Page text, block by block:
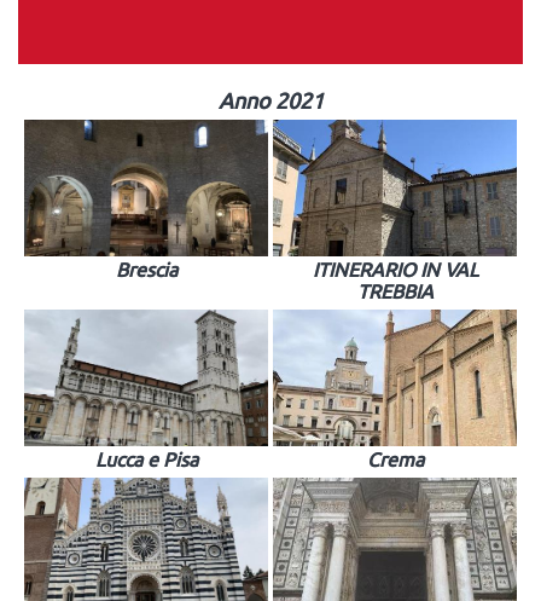
Anno 2021
Brescia
ITINERARIO IN VAL
TREBBIA
Lucca e Pisa Crema